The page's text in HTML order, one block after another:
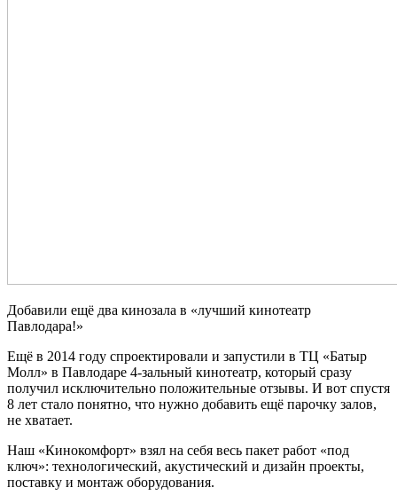
Добавили ещё два кинозала в «лучший кинотеатр
Павлодара!»
Ещё в 2014 году спроектировали и запустили в ТЦ «Батыр
Молл» в Павлодаре 4-зальный кинотеатр, который сразу
получил исключительно положительные отзывы. И вот спустя
8 лет стало понятно, что нужно добавить ещё парочку залов,
не хватает.
Наш «Кинокомфорт» взял на себя весь пакет работ «под
ключ»: технологический, акустический и дизайн проекты,
поставку и монтаж оборудования.